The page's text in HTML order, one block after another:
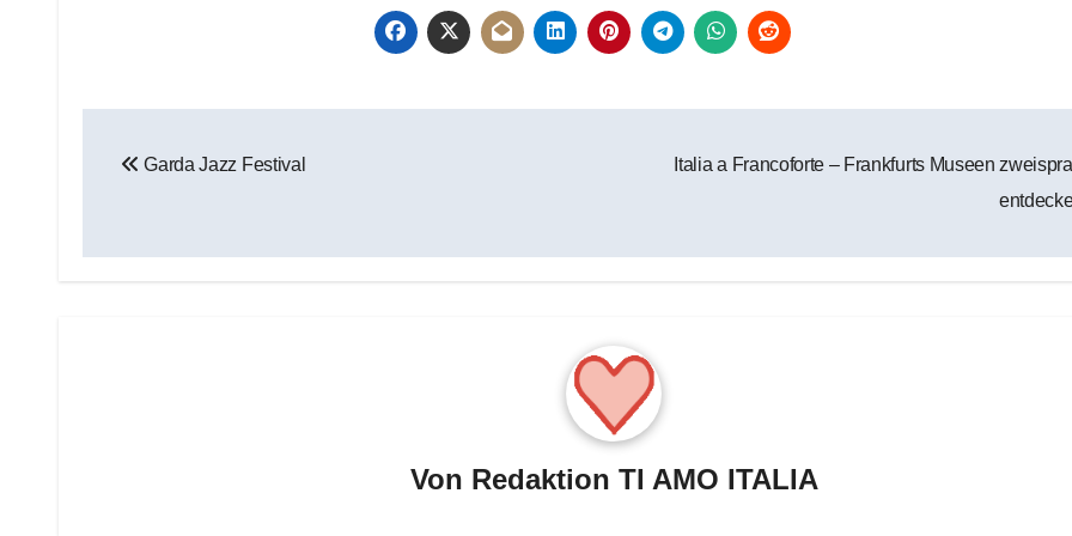
Garda Jazz Festival
Italia a Francoforte – Frankfurts Museen
Von Redaktion TI AMO ITALIA